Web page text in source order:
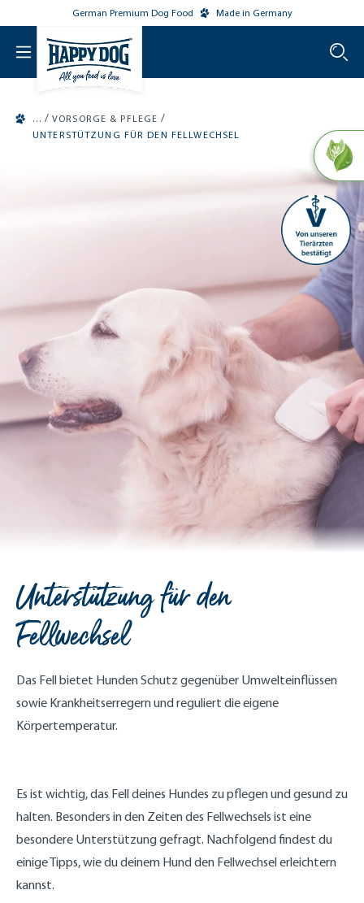
main contentGerman Premium Dog Food Made in Germany
/ VORSORGE & PFLEGE /
UNTERSTÜTZUNG FÜR DEN FELLWECHSEL
Unterstützung für den
Fellwechsel
Das Fell bietet Hunden Schutz gegenüber Umwelteinflüssen
sowie Krankheitserregern und reguliert die eigene
Körpertemperatur.
Es ist wichtig, das Fell deines Hundes zu pflegen und gesund zu
halten. Besonders in den Zeiten des Fellwechsels ist eine
besondere Unterstützung gefragt. Nachfolgend findest du
einige Tipps, wie du deinem Hund den Fellwechsel erleichtern
kannst.